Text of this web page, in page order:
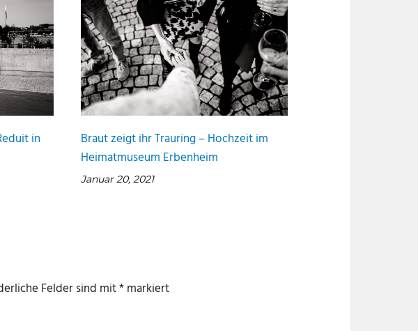
in
Braut zeigt ihr Trauring – Hochzeit im
Heimatmuseum Erbenheim
Januar 20, 2021
Felder sind mit*markiert